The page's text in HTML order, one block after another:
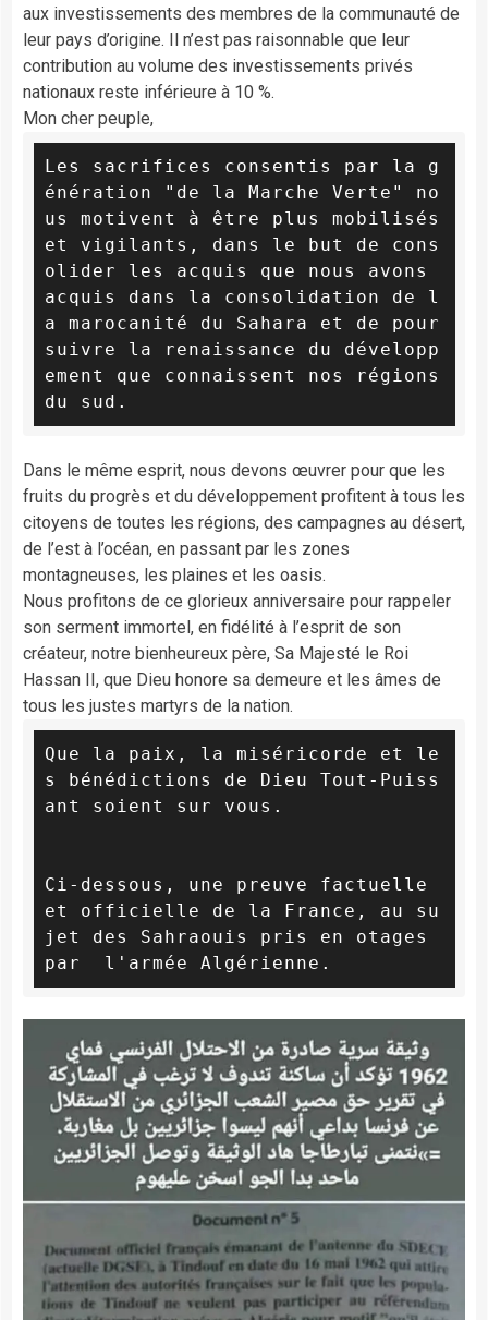
aux investissements des membres de la communauté de
leur pays d’origine. Il n’est pas raisonnable que leur
contribution au volume des investissements privés
nationaux reste inférieure à 10 %.
Mon cher peuple,
Les sacrifices consentis par la g
énération "de la Marche Verte" no
us motivent à être plus mobilisés
et vigilants, dans le but de cons
olider les acquis que nous avons
acquis dans la consolidation de l
a marocanité du Sahara et de pour
suivre la renaissance du développ
ement que connaissent nos régions
du sud.
Dans le même esprit, nous devons œuvrer pour que les
fruits du progrès et du développement profitent à tous les
citoyens de toutes les régions, des campagnes au désert,
de l’est à l’océan, en passant par les zones
montagneuses, les plaines et les oasis.
Nous profitons de ce glorieux anniversaire pour rappeler
son serment immortel, en fidélité à l’esprit de son
créateur, notre bienheureux père, Sa Majesté le Roi
Hassan II, que Dieu honore sa demeure et les âmes de
tous les justes martyrs de la nation.
Que la paix, la miséricorde et le
s bénédictions de Dieu Tout-Puiss
ant soient sur vous.
Ci-dessous, une preuve factuelle
et officielle de la France, au su
jet des Sahraouis pris en otages
par  l'armée Algérienne.